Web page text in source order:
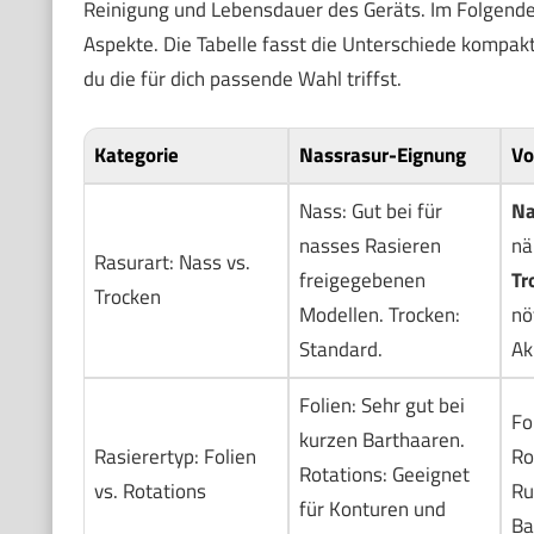
Reinigung und Lebensdauer des Geräts. Im
Aspekte. Die Tabelle fasst die Unterschiede
du die für dich passende Wahl triffst.
Kategorie Nassrasur-Eignung
Rasurart: Nass vs.
Trocken
Nass: Gut bei für
nasses Rasieren
freigegebenen
Modellen. Trocken:
Standard.
Rasierertyp: Folien
vs. Rotations
Folien: Sehr gut bei
kurzen Barthaaren.
Rotations: Geeignet
für Konturen und